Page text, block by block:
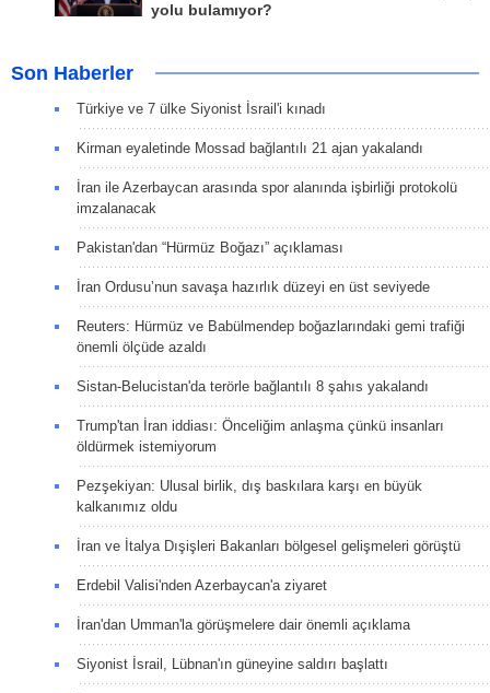
yolu bulamıyor?
Son Haberler
Türkiye ve 7 ülke Siyonist İsrail'i kınadı
Kirman eyaletinde Mossad bağlantılı 21 ajan yakalandı
İran ile Azerbaycan arasında spor alanında işbirliği protokolü
imzalanacak
Pakistan'dan “Hürmüz Boğazı” açıklaması
İran Ordusu’nun savaşa hazırlık düzeyi en üst seviyede
Reuters: Hürmüz ve Babülmendep boğazlarındaki gemi trafiği
önemli ölçüde azaldı
Sistan-Belucistan'da terörle bağlantılı 8 şahıs yakalandı
Trump'tan İran iddiası: Önceliğim anlaşma çünkü insanları
öldürmek istemiyorum
Pezşekiyan: Ulusal birlik, dış baskılara karşı en büyük
kalkanımız oldu
İran ve İtalya Dışişleri Bakanları bölgesel gelişmeleri görüştü
Erdebil Valisi'nden Azerbaycan'a ziyaret
İran'dan Umman'la görüşmelere dair önemli açıklama
Siyonist İsrail, Lübnan'ın güneyine saldırı başlattı